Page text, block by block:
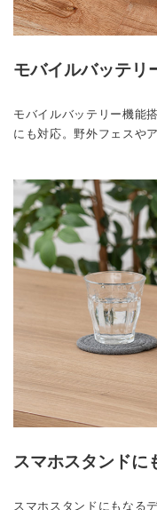
モバイルバッテリ
モバイルバッテリー機能
にも対応。野外フェスや
スマホスタンドに
スマホスタンドにもなる